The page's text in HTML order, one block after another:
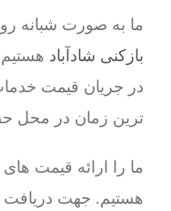
ما به صورت شبانه
بازکنی شادآباد هستیم
در جریان قیمت
ترین زمان در محل
ما را ارائه قیمت
هستیم. جهت دریافت